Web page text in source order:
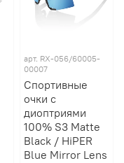
арт. RX-056/60005-
00007
Спортивные
очки с
диоптриями
100% S3 Matte
Black / HiPER
Blue Mirror Lens